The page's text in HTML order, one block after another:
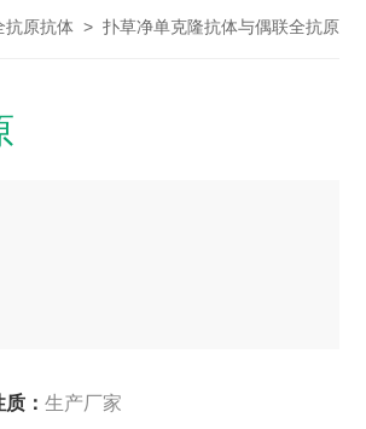
抗原抗体 > 扑草净单克隆抗体与偶联全抗原
： 生产厂家